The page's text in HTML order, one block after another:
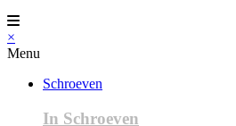
×
Menu
Schroeven
In Schroeven